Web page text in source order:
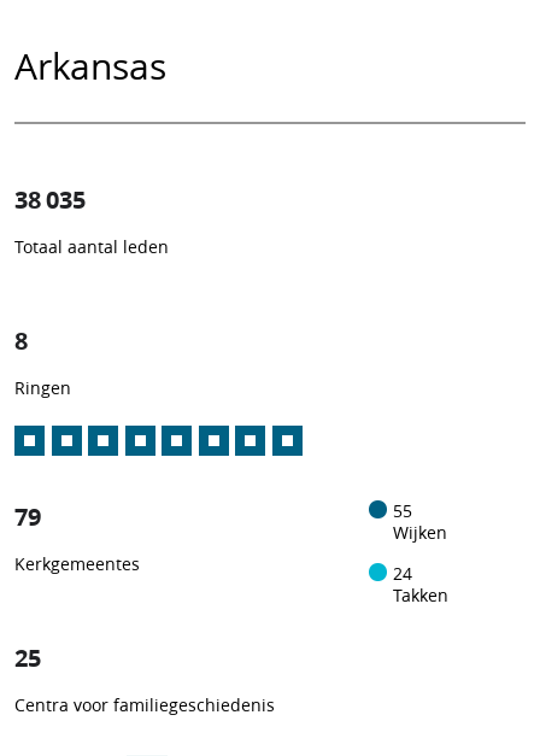
Arkansas
38 035
Totaal aantal leden
1 /
8
Ringen
79
Kerkgemeentes
55
Wijken
24
Takken
25
Centra voor familiegeschiedenis